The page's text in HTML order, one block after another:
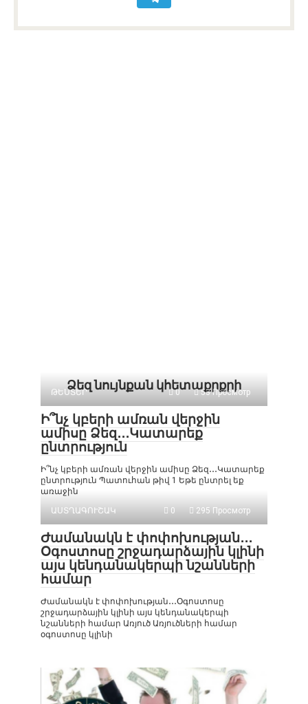
Ձեզ նույնքան կհետաքրքրի
ԹԵՍՏԵՐ 0 53 Просмотр
Ի՞նչ կբերի ամռան վերջին
ամիսը Ձեզ․․․Կատարեք
ընտրություն
Ի՞նչ կբերի ամռան վերջին ամիսը Ձեզ․․․Կատարեք
ընտրություն Պատուհան թիվ 1 Եթե ընտրել եք
առաջին
ԱՍՏՂԱԳՈՒՇԱԿ
0 295 Просмотр
Ժամանակն է փոփոխության․․․
Օգոստոսը շրջադարձային կլինի
այս կենդանակերպի նշանների
համար
Ժամանակն է փոփոխության․․․Օգոստոսը
շրջադարձային կլինի այս կենդանակերպի
նշանների համար Առյուծ Առյուծների համար
օգոստոսը կլինի